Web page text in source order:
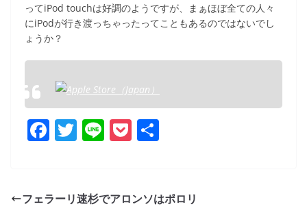
ってiPod touchは好調のようですが、まぁほぼ全ての人々
にiPodが行き渡っちゃったってこともあるのではないでし
ょうか？
F
e
T
er
Li P
et
フェラーリ速杉でアロンソはポロリ